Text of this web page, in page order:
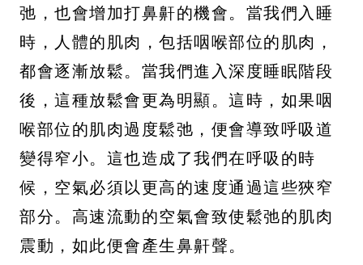
弛，也會增加打鼻鼾的機會。當我們入睡
時，人體的肌肉，包括咽喉部位的肌肉，
都會逐漸放鬆。當我們進入深度睡眠階段
後，這種放鬆會更為明顯。這時，如果咽
喉部位的肌肉過度鬆弛，便會導致呼吸道
變得窄小。這也造成了我們在呼吸的時
候，空氣必須以更高的速度通過這些狹窄
部分。高速流動的空氣會致使鬆弛的肌肉
震動，如此便會產生鼻鼾聲。